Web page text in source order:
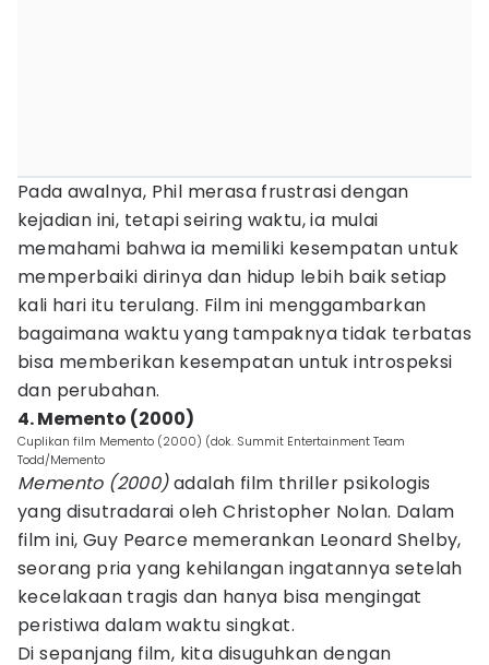
Pada awalnya, Phil merasa frustrasi dengan
kejadian ini, tetapi seiring waktu, ia mulai
memahami bahwa ia memiliki kesempatan untuk
memperbaiki dirinya dan hidup lebih baik setiap
kali hari itu terulang. Film ini menggambarkan
bagaimana waktu yang tampaknya tidak terbatas
bisa memberikan kesempatan untuk introspeksi
dan perubahan.
4. Memento (2000)
Cuplikan film Memento (2000) (dok. Summit Entertainment Team
Todd/Memento
Memento (2000)adalah film thriller psikologis
yang disutradarai oleh Christopher Nolan. Dalam
film ini, Guy Pearce memerankan Leonard Shelby,
seorang pria yang kehilangan ingatannya setelah
kecelakaan tragis dan hanya bisa mengingat
peristiwa dalam waktu singkat.
Di sepanjang film, kita disuguhkan dengan